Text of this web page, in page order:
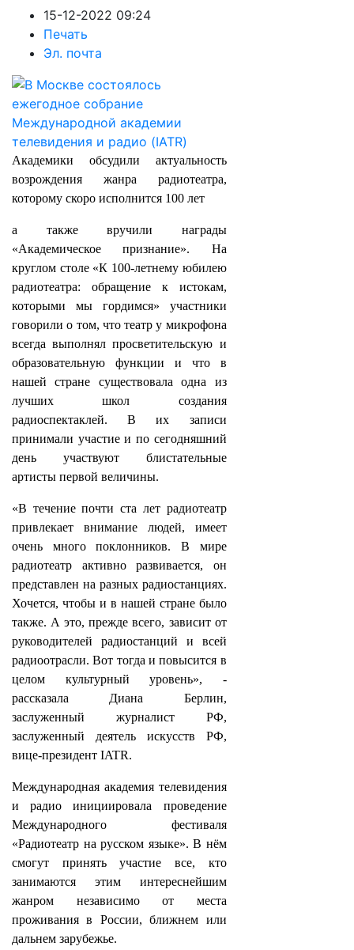
15-12-2022 09:24
Печать
Эл. почта
Академики обсудили актуальность
возрождения жанра радиотеатра,
которому скоро исполнится 100 лет
а также вручили награды
«Академическое признание». На
круглом столе «К 100-летнему юбилею
радиотеатра: обращение к истокам,
которыми мы гордимся» участники
говорили о том, что театр у микрофона
всегда выполнял просветительскую и
образовательную функции и что в
нашей стране существовала одна из
лучших школ создания
радиоспектаклей. В их записи
принимали участие и по сегодняшний
день участвуют блистательные
артисты первой величины.
«В течение почти ста лет радиотеатр
привлекает внимание людей, имеет
очень много поклонников. В мире
радиотеатр активно развивается, он
представлен на разных радиостанциях.
Хочется, чтобы и в нашей стране было
также. А это, прежде всего, зависит от
руководителей радиостанций и всей
радиоотрасли. Вот тогда и повысится в
целом культурный уровень», -
рассказала Диана Берлин,
заслуженный журналист РФ,
заслуженный деятель искусств РФ,
вице-президент IATR.
Международная академия телевидения
и радио инициировала проведение
Международного фестиваля
«Радиотеатр на русском языке». В нём
смогут принять участие все, кто
занимаются этим интереснейшим
жанром независимо от места
проживания в России, ближнем или
дальнем зарубежье.